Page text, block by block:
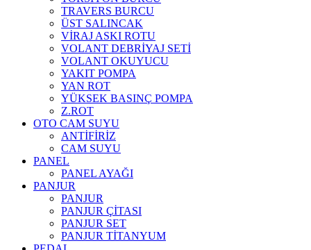
TRAVERS BURCU
ÜST SALINCAK
VİRAJ ASKI ROTU
VOLANT DEBRİYAJ SETİ
VOLANT OKUYUCU
YAKIT POMPA
YAN ROT
YÜKSEK BASINÇ POMPA
Z.ROT
OTO CAM SUYU
ANTİFİRİZ
CAM SUYU
PANEL
PANEL AYAĞI
PANJUR
PANJUR
PANJUR ÇİTASI
PANJUR SET
PANJUR TİTANYUM